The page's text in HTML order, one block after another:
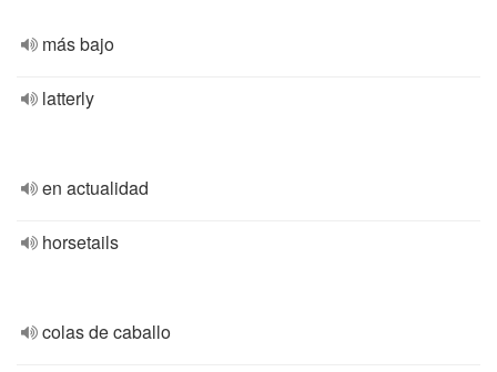
más bajo
latterly
en actualidad
horsetails
colas de caballo